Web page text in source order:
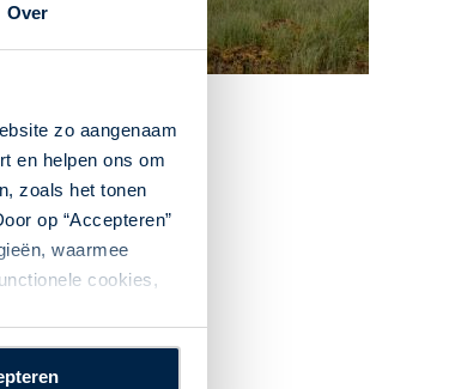
Over
zo aangenaam
en helpen ons om
zoals het tonen
op “Accepteren”
waarmee
cookies,